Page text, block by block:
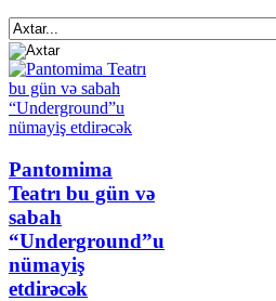
Pantomima
Teatrı bu gün və
sabah
“Underground”u
nümayiş
etdirəcək